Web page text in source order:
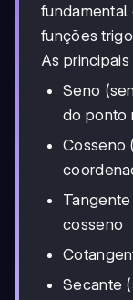
fundamental
funções
As
Seno
do ponto
Cosseno
cosseno
Secante